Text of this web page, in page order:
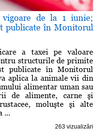
de la 1 iunie;
publicate în Monitorul
a taxei pe valoare
structurile de primite
publicate în Monitorul
aplica la animale vii din
alimentar uman sau
de alimente, carne şi
moluşte şi alte
...
263 vizualizări